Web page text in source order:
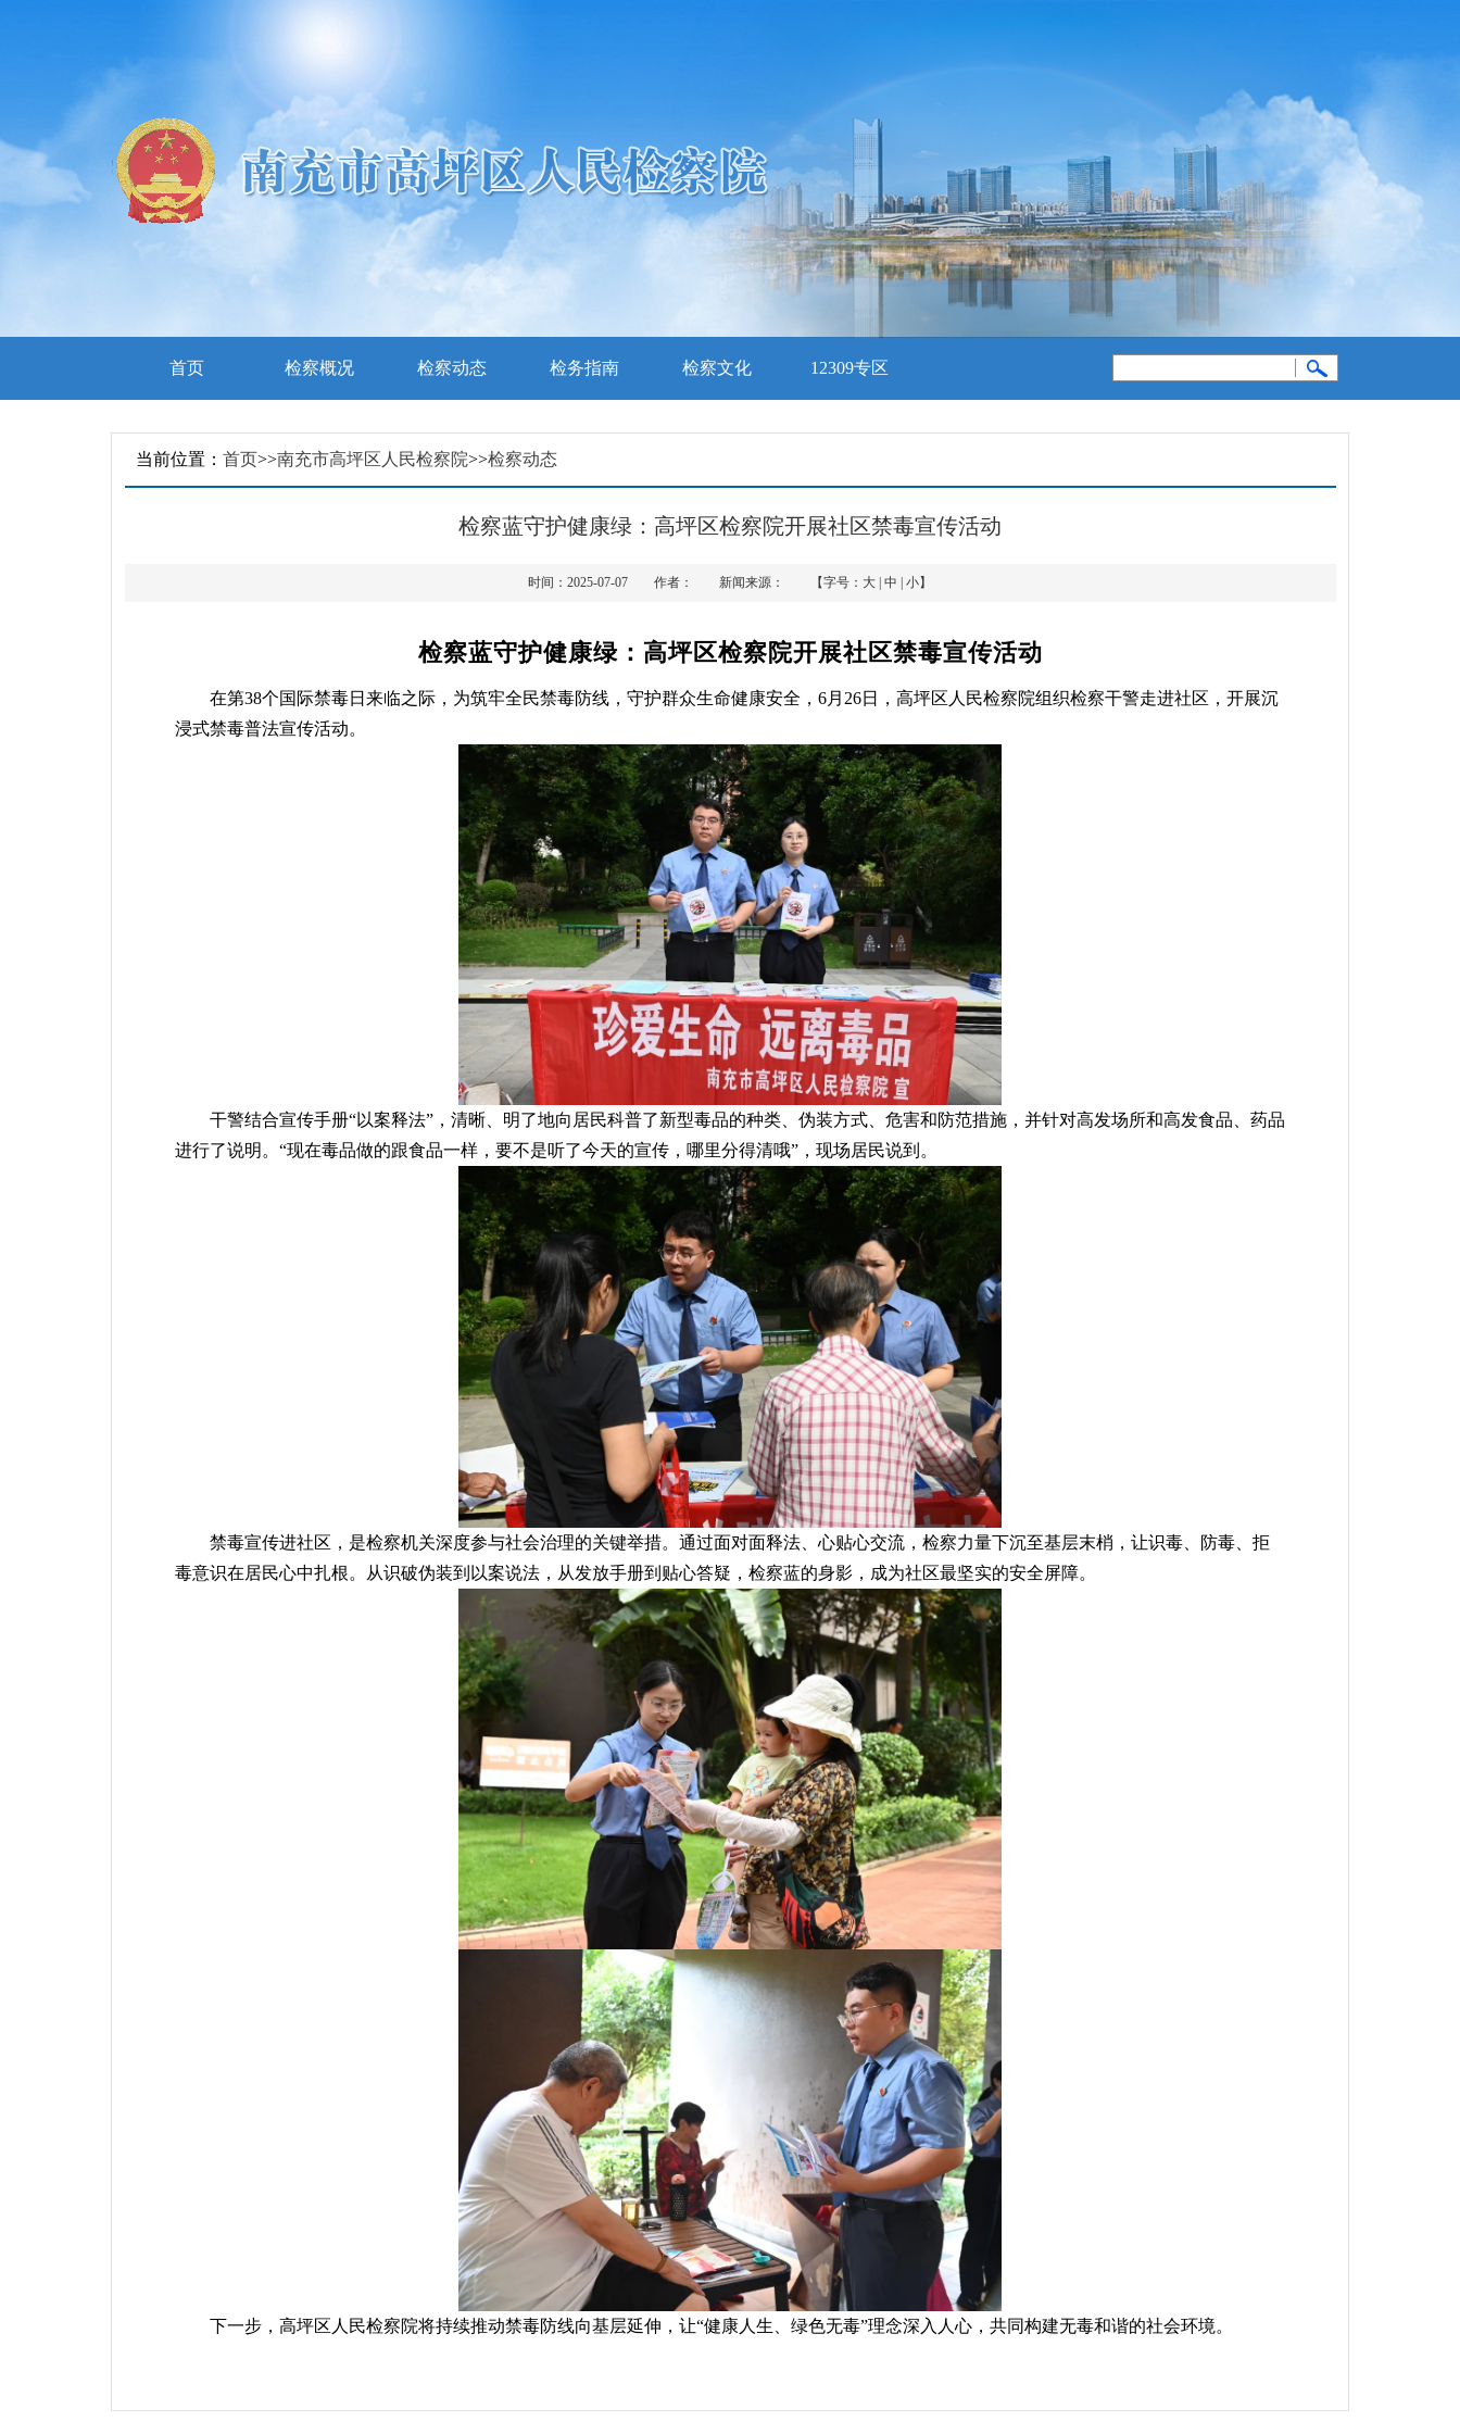
首页 检察概况 检察动态 检务指南 检察文化 12309专区
当前位置： 首页>>南充市高坪区人民检察院>>检察动态
检察蓝守护健康绿：高坪区检察院开展社区禁毒宣传活动
时间：2025-07-07 作者： 新闻来源： 【字号： 大 中 小】
检察蓝守护健康绿：高坪区检察院开展社区禁毒宣传活动
在第38个国际禁毒日来临之际，为筑牢全民禁毒防线，守护群众生命健康安全，6月26日，高坪区人民检察院组织检察干警走进社区，开展沉
浸式禁毒普法宣传活动。
干警结合宣传手册“以案释法”，清晰、明了地向居民科普了新型毒品的种类、伪装方式、危害和防范措施，并针对高发场所和高发食品、药品
进行了说明。“现在毒品做的跟食品一样，要不是听了今天的宣传，哪里分得清哦”，现场居民说到。
禁毒宣传进社区，是检察机关深度参与社会治理的关键举措。通过面对面释法、心贴心交流，检察力量下沉至基层末梢，让识毒、防毒、拒
毒意识在居民心中扎根。从识破伪装到以案说法，从发放手册到贴心答疑，检察蓝的身影，成为社区最坚实的安全屏障。
下一步，高坪区人民检察院将持续推动禁毒防线向基层延伸，让“健康人生、绿色无毒”理念深入人心，共同构建无毒和谐的社会环境。